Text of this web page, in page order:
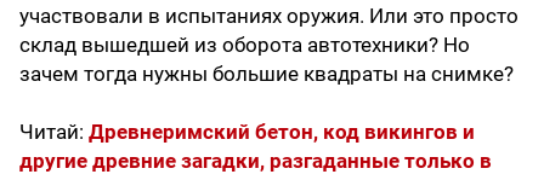
участвовали в испытаниях оружия. Или это просто
склад вышедшей из оборота автотехники? Но
зачем тогда нужны большие квадраты на снимке?
Читай: Древнеримский бетон, код викингов и
другие древние загадки, разгаданные только в